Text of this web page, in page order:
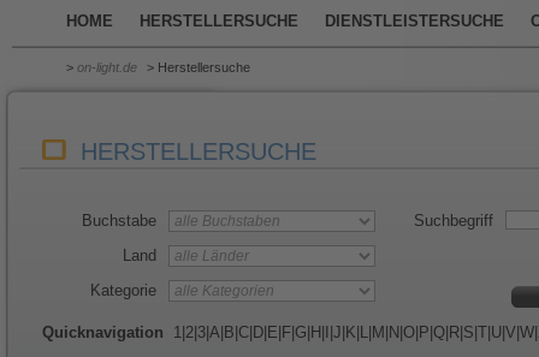
HOME HERSTELLERSUCHE DIENSTLEISTERSUCHE
> on-light.de > Herstellersuche
HERSTELLERSUCHE
Buchstabe
Land
Kategorie
Suchbegriff
Quicknavigation 1 2 3 A B C D E F G H J K L M N O P Q R S T U V W